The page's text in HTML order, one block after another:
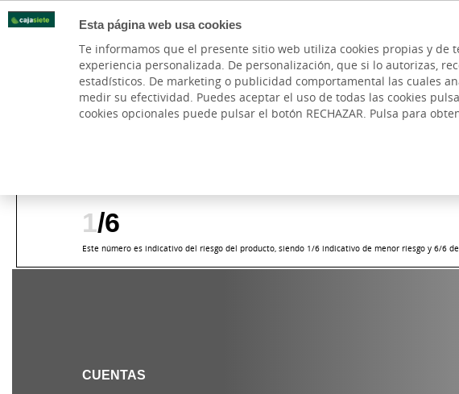
Esta página web usa cookies
Te informamos que el presente sitio web utiliza cookies propias y
experiencia personalizada. De personalización, que si lo autorizas,
estadísticos. De marketing o publicidad comportamental las cuales
medir su efectividad. Puedes aceptar el uso de todas las cookies
cookies opcionales puede pulsar el botón RECHAZAR. Pulsa para
PARTICULARES BANCA PRIVADA
Subvenciones Cuenta y Tarjetas TPVs, Cobros y Pagos
1/6
Este número es indicativo del riesgo del producto, siendo 1/6 indicativo de menor riesgo y 6/6
CUENTAS